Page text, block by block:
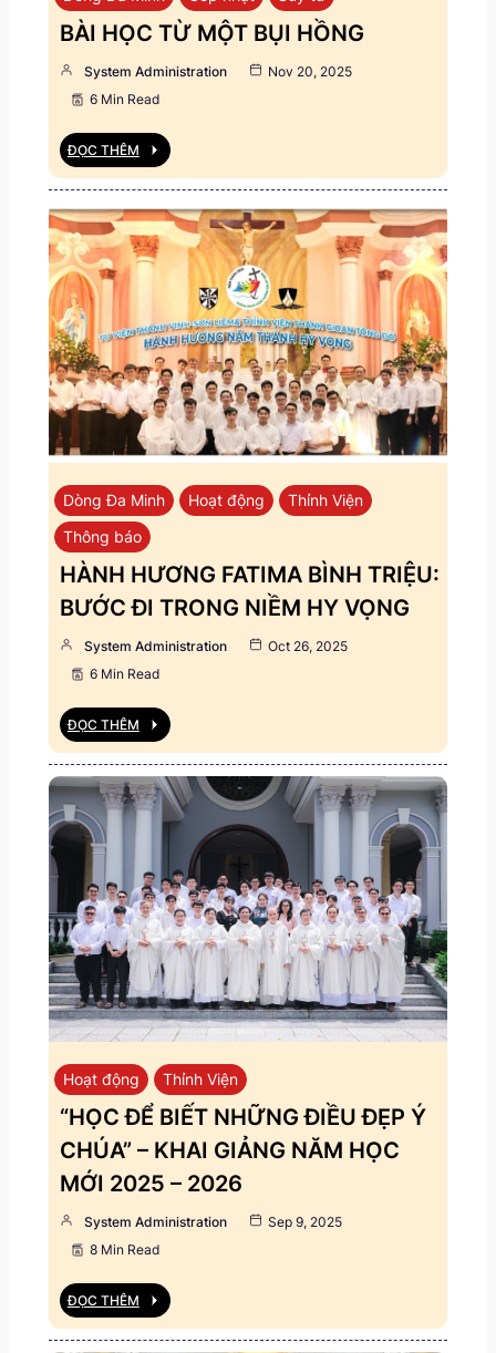
BÀI HỌC TỪ MỘT BỤI HỒNG
System Administration
Nov 20, 2025
6 Min Read
ĐỌC THÊM
Dòng Đa Minh Hoạt động
Thỉnh Viện
Thông báo
HÀNH HƯƠNG FATIMA BÌNH TRIỆU:
BƯỚC ĐI TRONG NIỀM HY VỌNG
System Administration
Oct 26, 2025
6 Min Read
ĐỌC THÊM
Hoạt động Thỉnh Viện
“HỌC ĐỂ BIẾT NHỮNG ĐIỀU ĐẸP Ý
CHÚA” – KHAI GIẢNG NĂM HỌC
MỚI 2025 – 2026
System Administration
Sep 9, 2025
8 Min Read
ĐỌC THÊM